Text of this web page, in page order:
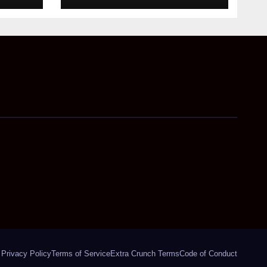
Privacy PolicyTerms of ServiceExtra Crunch TermsCode of Conduct